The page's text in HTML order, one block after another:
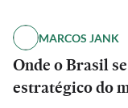
MARCOS JANK
Onde o Brasil
estratégico do